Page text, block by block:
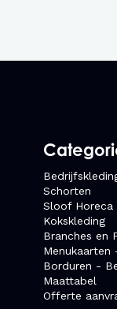
Schorten
Sloof Horeca
Kokskleding
Branches en
Borduren -
Maattabel
Offerte